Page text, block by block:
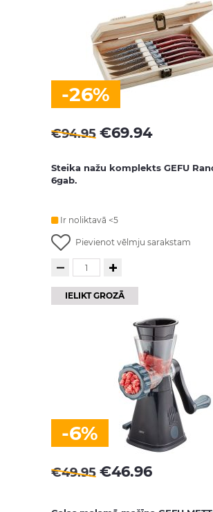
-26%
€94.95 €69.94
Steika nažu komplekts GEFU
6gab.
Ir noliktavā <5
Pievienot vēlmju sarakstam
IELIKT GROZĀ
-6%
€49.95 €46.96